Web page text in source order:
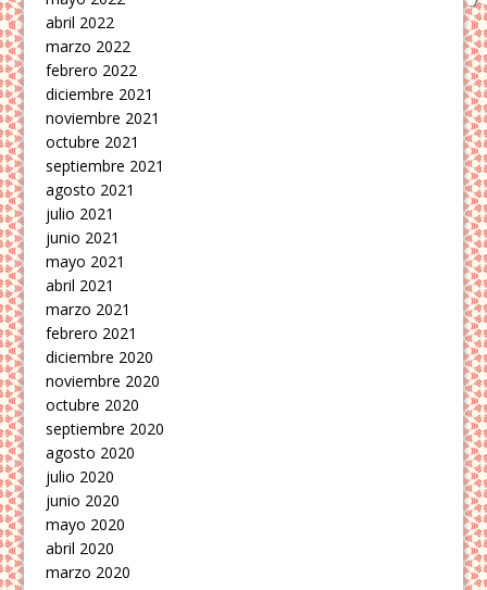
abril 2022
marzo 2022
febrero 2022
diciembre 2021
noviembre 2021
octubre 2021
septiembre 2021
agosto 2021
julio 2021
junio 2021
mayo 2021
abril 2021
marzo 2021
febrero 2021
diciembre 2020
noviembre 2020
octubre 2020
septiembre 2020
agosto 2020
julio 2020
junio 2020
mayo 2020
abril 2020
marzo 2020